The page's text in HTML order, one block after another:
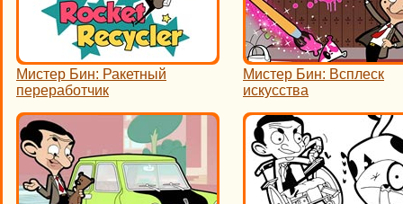
Мистер Бин: Ракетный
переработчик
Мистер Бин: Всплеск
искусства